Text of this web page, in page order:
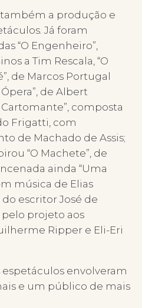
a produção e
Já foram
“O Engenheiro”,
a Tim Rescala, “O
de Marcos Portugal
Ópera”, de Albert
Cartomante”, composta
Frigatti, com
de Machado de Assis;
“O Machete”, de
ainda “Uma
música de Elias
escritor José de
projeto aos
Ripper e Eli-Eri
envolveram
e um público de mais